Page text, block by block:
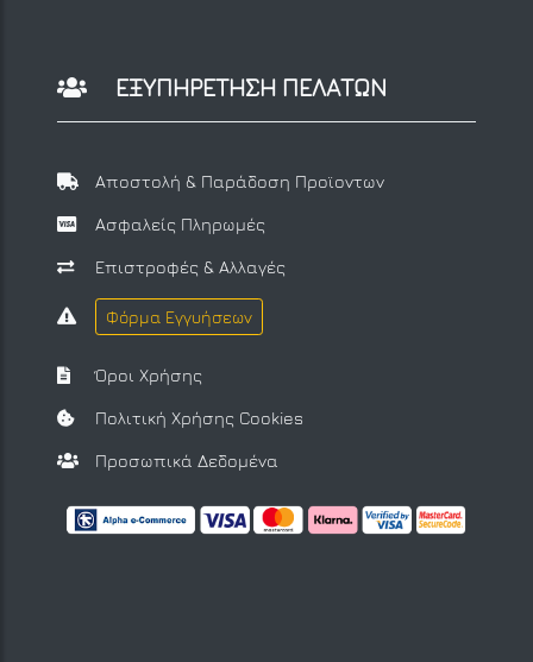
ΕΞΥΠΗΡΕΤΗΣΗ ΠΕΛΑΤΩΝ
Αποστολή & Παράδοση Προϊοντων
Ασφαλείς Πληρωμές
Επιστροφές & Αλλαγές
Φόρμα Εγγυήσεων
Όροι Χρήσης
Πολιτική Χρήσης Cookies
Προσωπικά Δεδομένα